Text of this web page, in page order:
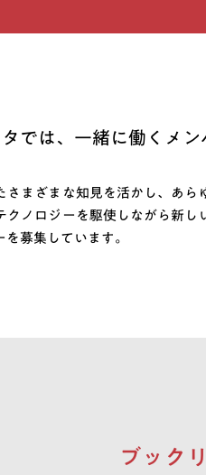
では、一緒に働くメン
さまざまな知見を活かし、あら
クノロジーを駆使しながら新し
を募集しています。
ブック